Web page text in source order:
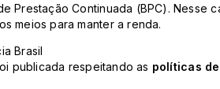
Prestação Continuada (BPC). Nesse
meios para manter a renda.
Brasil
publicada respeitando as políticas